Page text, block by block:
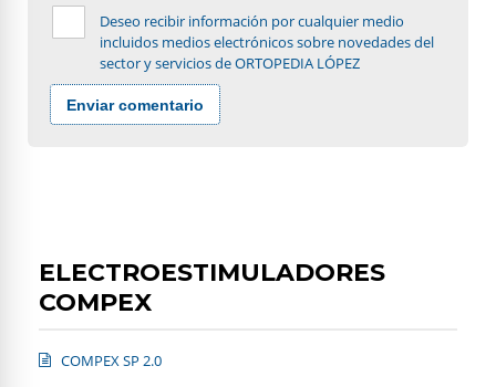
Deseo recibir información por cualquier medio
incluidos medios electrónicos sobre novedades del
sector y servicios de ORTOPEDIA LÓPEZ
Enviar comentario
ELECTROESTIMULADORES
COMPEX
COMPEX SP 2.0